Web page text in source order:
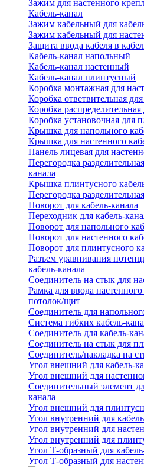
Зажим для настенного
Кабель-канал
Зажим кабельный для
Зажим кабельный для
Защита ввода кабеля в
Кабель-канал напольный
Кабель-канал настенный
Кабель-канал плинтусный
Коробка монтажная для
Коробка ответвительная
Коробка
Коробка установочная для
Крышка для напольного
Крышка для настенного
Панель лицевая для
Перегородка
канала
Крышка плинтусного
Перегородка
Поворот для кабель-канала
Переходник для кабель-
Поворот для напольного
Поворот для настенного
Поворот для плинтусного
Разъем уравнивания
кабель-канала
Соединитель на стык для
Рамка для ввода
потолок/щит
Соединитель для
Система гибких кабель-
Соединитель для кабель-
Соединитель на стык для
Соединитель/накладка на
Угол внешний для кабель-
Угол внешний для
Соединительный элемент
канала
Угол внешний для
Угол внутренний для
Угол внутренний для
Угол внутренний для
Угол Т-образный для
Угол Т-образный для